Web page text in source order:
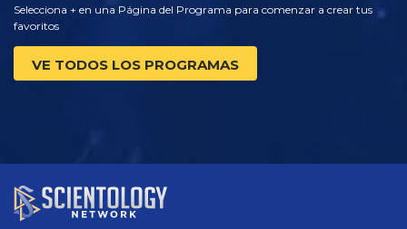
Selecciona + en una Página del Programa para comenzar a crear tus
favoritos
VE TODOS LOS PROGRAMAS